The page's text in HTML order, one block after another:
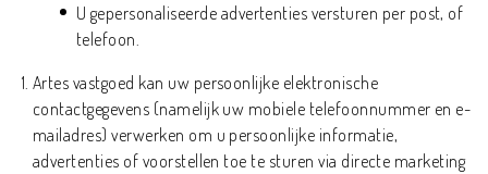
U gepersonaliseerde advertenties versturen per post, of
telefoon.
Artes vastgoed kan uw persoonlijke elektronische
contactgegevens (namelijk uw mobiele telefoonnummer en e-
mailadres) verwerken om u persoonlijke informatie,
advertenties of voorstellen toe te sturen via directe marketing